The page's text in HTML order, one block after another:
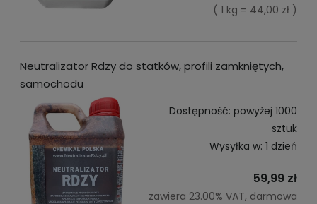
( 1 kg = 44,00 zł )
Neutralizator Rdzy do statków, profili zamkniętych,
samochodu
Dostępność: powyżej 1000
sztuk
Wysyłka w: 1 dzień
59,99 zł
zawiera 23.00% VAT, darmowa